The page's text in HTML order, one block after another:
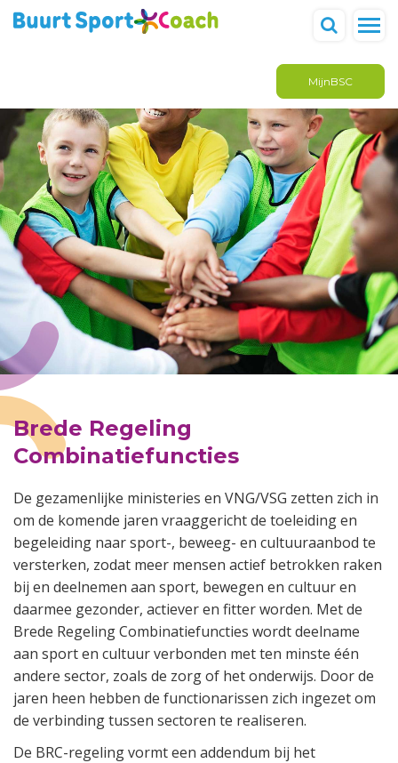
MijnBSC
Brede Regeling
Combinatiefuncties
De gezamenlijke ministeries en VNG/VSG zetten zich in
om de komende jaren vraaggericht de toeleiding en
begeleiding naar sport-, beweeg- en cultuuraanbod te
versterken, zodat meer mensen actief betrokken raken
bij en deelnemen aan sport, bewegen en cultuur en
daarmee gezonder, actiever en fitter worden. Met de
Brede Regeling Combinatiefuncties wordt deelname
aan sport en cultuur verbonden met ten minste één
andere sector, zoals de zorg of het onderwijs. Door de
jaren heen hebben de functionarissen zich ingezet om
de verbinding tussen sectoren te realiseren.
De BRC-regeling vormt een addendum bij het